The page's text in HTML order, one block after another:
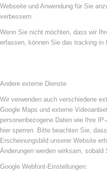
Webseite und Anwendung für Sie
verbessern.
Wenn Sie nicht möchten, dass wir
erfassen, können Sie das tracking in
Andere externe Dienste
Wir verwenden auch verschiedene
Google Maps und externe
personenbezogene Daten wie Ihre
hier sperren. Bitte beachten Sie,
Erscheinungsbild unserer Website
Änderungen werden wirksam, sobald
Google Webfont-Einstellungen: